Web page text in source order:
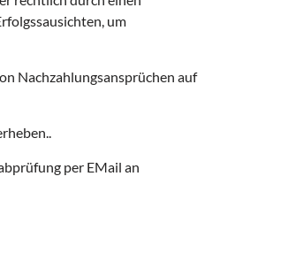
um
Nachzahlungsansprüchen auf
per EMail an